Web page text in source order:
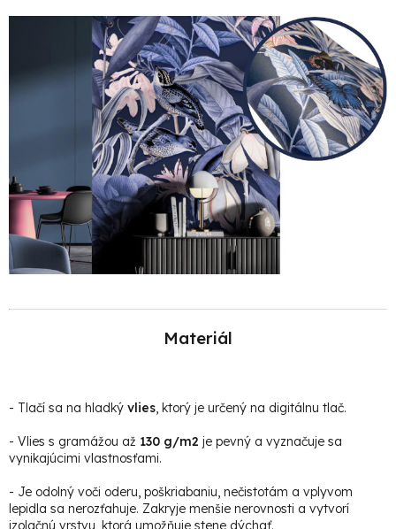
Materiál
- Tlačí sa na hladký vlies, ktorý je určený na digitálnu tlač.
- Vlies s gramážou až 130 g/m2 je pevný a vyznačuje sa
vynikajúcimi vlastnosťami.
- Je odolný voči oderu, poškriabaniu, nečistotám a vplyvom
lepidla sa nerozťahuje. Zakryje menšie nerovnosti a vytvorí
izolačnú vrstvu, ktorá umožňuje stene dýchať.